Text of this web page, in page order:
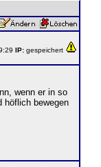
IP: gespeichert
wenn er in so
höflich bewegen